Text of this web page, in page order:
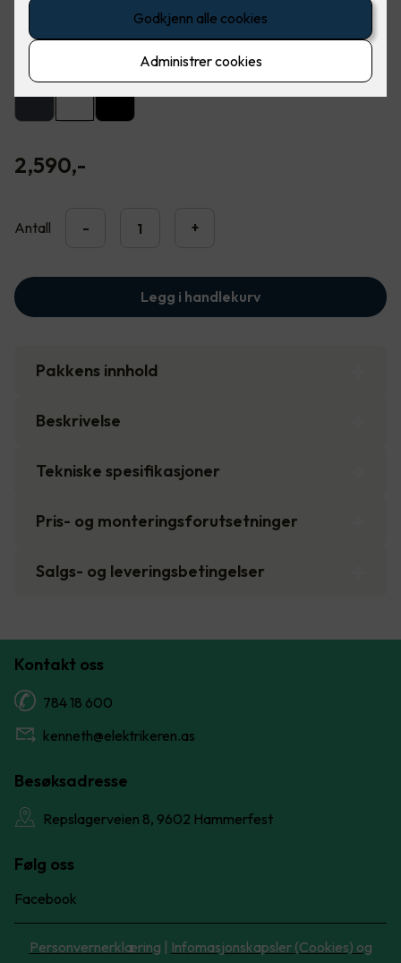
innendørs montering på vegg.
2,590,-
Antall - +
Legg i handlekurv
Pakkens innhold
Beskrivelse
Tekniske spesifikasjoner
Pris- og monteringsforutsetninger
Salgs- og leveringsbetingelser
Kontakt oss
784 18 600
kenneth@elektrikeren.as
Besøksadresse
Repslagerveien 8, 9602 Hammerfest
Følg oss
Facebook
Personvernerklæring
Infomasjonskapsler (Cookies) og